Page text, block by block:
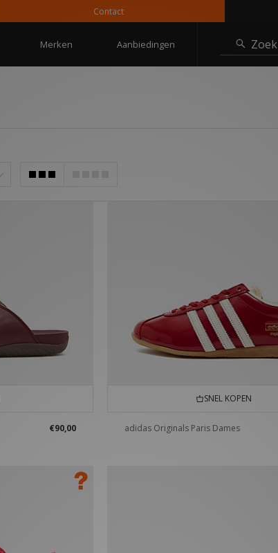
Contact
Merken Aanbiedingen Zoek
€90,00
SNEL KOPEN
adidas Originals Paris Dames